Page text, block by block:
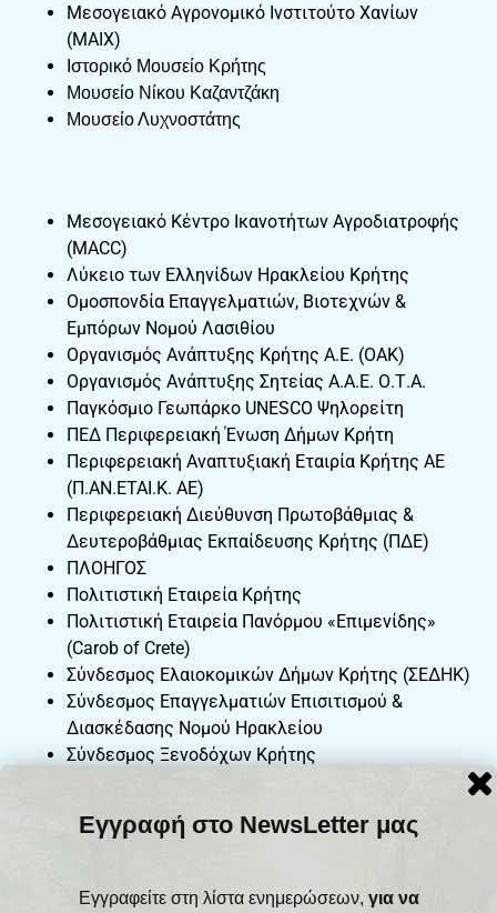
Μεσογειακό Αγρονομικό Ινστιτούτο Χανίων
(ΜΑΙΧ)
Ιστορικό Μουσείο Κρήτης
Μουσείο Νίκου Καζαντζάκη
Μουσείο Λυχνοστάτης
Μεσογειακό Κέντρο Ικανοτήτων Αγροδιατροφής
(MACC)
Λύκειο των Ελληνίδων Ηρακλείου Κρήτης
Ομοσπονδία Επαγγελματιών, Βιοτεχνών &
Εμπόρων Νομού Λασιθίου
Οργανισμός Ανάπτυξης Κρήτης Α.Ε. (ΟΑΚ)
Οργανισμός Ανάπτυξης Σητείας Α.Α.Ε. Ο.Τ.Α.
Παγκόσμιο Γεωπάρκο UNESCO Ψηλορείτη
ΠΕΔ Περιφερειακή Ένωση Δήμων Κρήτη
Περιφερειακή Αναπτυξιακή Εταιρία Κρήτης ΑΕ
(Π.ΑΝ.ΕΤΑΙ.Κ. ΑΕ)
Περιφερειακή Διεύθυνση Πρωτοβάθμιας &
Δευτεροβάθμιας Εκπαίδευσης Κρήτης (ΠΔΕ)
ΠΛΟΗΓΟΣ
Πολιτιστική Εταιρεία Κρήτης
Πολιτιστική Εταιρεία Πανόρμου «Επιμενίδης»
(Carob of Crete)
Σύνδεσμος Ελαιοκομικών Δήμων Κρήτης (ΣΕΔΗΚ)
Σύνδεσμος Επαγγελματιών Επισιτισμού &
Διασκέδασης Νομού Ηρακλείου
Σύνδεσμος Ξενοδόχων Κρήτης
Τμήμα Επιστημών Διατροφής και Διαιτολογίας –
Σχολή Ιατρικής
Εγγραφή στο NewsLetter μας
Εγγραφείτε στη λίστα ενημερώσεων, για να